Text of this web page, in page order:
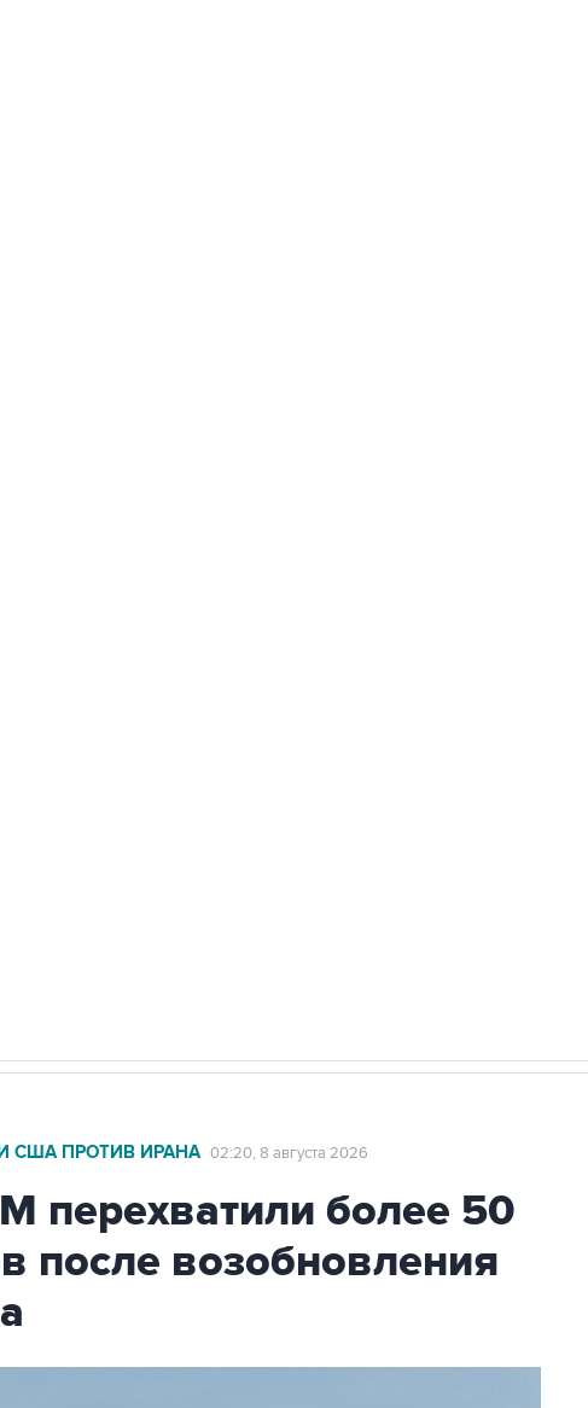
США ПРОТИВ ИРАНА 02:20, 8 августа 2026
перехватили более 50
после возобновления